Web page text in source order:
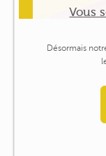
Vous
Désormais